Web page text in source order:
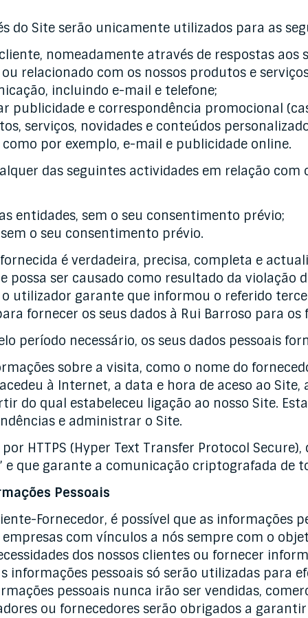
do Site serão unicamente utilizados para as
nomeadamente através de respostas aos
relacionado com os nossos produtos e
incluindo e-mail e telefone;
publicidade e correspondência promocional
serviços, novidades e conteúdos
por exemplo, e-mail e publicidade online.
das seguintes actividades em relação com
entidades, sem o seu consentimento prévio;
o seu consentimento prévio.
é verdadeira, precisa, completa e
ser causado como resultado da violação
utilizador garante que informou o referido
fornecer os seus dados à Rui Barroso para os
período necessário, os seus dados pessoais
sobre a visita, como o nome do
à Internet, a data e hora de aceso ao
do qual estabeleceu ligação ao nosso Site.
e administrar o Site.
HTTPS (Hyper Text Transfer Protocol
e que garante a comunicação criptografada de
Pessoais
Fornecedor, é possível que as informações
com vínculos a nós sempre com o
dos nossos clientes ou fornecer
informações pessoais só serão utilizadas para
pessoais nunca irão ser vendidas,
ou fornecedores serão obrigados a